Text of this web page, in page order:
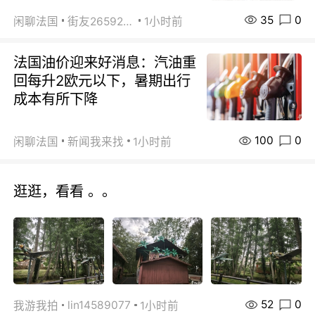
闲聊法国 街友26592800 1小时前 35 0
法国油价迎来好消息：汽油重
回每升2欧元以下，暑期出行
成本有所下降
闲聊法国 新闻我来找 1小时前 100 0
逛逛，看看 。。
我游我拍 lin14589077 1小时前 52 0